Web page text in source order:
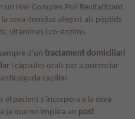
un Hair Complex Poli Revitalitzant
seva densitat afegint als pèptids
vitamines i co-enzims.
d'un tractament domiciliari
i càpsules orals per a potenciar
capillar.
el pacient s'incorpora a la seva
ja que no implica un post